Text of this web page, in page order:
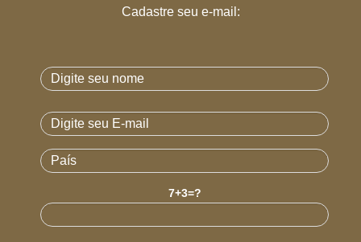
Cadastre seu e-mail:
7+3=?